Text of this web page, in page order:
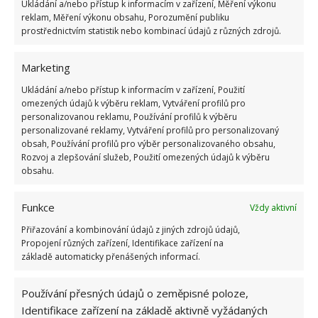
Ukládání a/nebo přístup k informacím v zařízení, Měření výkonu
reklam, Měření výkonu obsahu, Porozumění publiku
prostřednictvím statistik nebo kombinací údajů z různých zdrojů.
Marketing
Ukládání a/nebo přístup k informacím v zařízení, Použití
omezených údajů k výběru reklam, Vytváření profilů pro
personalizovanou reklamu, Používání profilů k výběru
personalizované reklamy, Vytváření profilů pro personalizovaný
obsah, Používání profilů pro výběr personalizovaného obsahu,
Rozvoj a zlepšování služeb, Použití omezených údajů k výběru
obsahu.
Funkce
Vždy aktivní
Přiřazování a kombinování údajů z jiných zdrojů údajů,
Propojení různých zařízení, Identifikace zařízení na
základě automaticky přenášených informací.
Používání přesných údajů o zeměpisné poloze,
Identifikace zařízení na základě aktivně vyžádaných
příjemná a svěží chuť, která dokonale zažene
žízeň.Mezi jeho další klady se však může řadit i
potřebných minerálů a vitamínů a půdu dokáže
stejně jako lidské tělo zbavit nežádoucích toxinů.